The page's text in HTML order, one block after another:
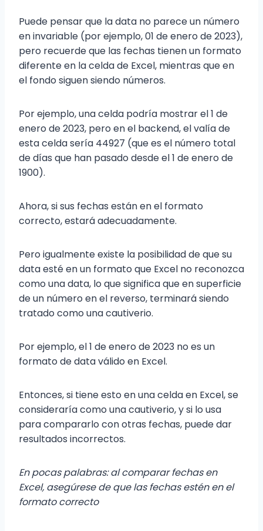
Puede pensar que la data no parece un número
en invariable (por ejemplo, 01 de enero de 2023),
pero recuerde que las fechas tienen un formato
diferente en la celda de Excel, mientras que en
el fondo siguen siendo números.
Por ejemplo, una celda podría mostrar el 1 de
enero de 2023, pero en el backend, el valía de
esta celda sería 44927 (que es el número total
de días que han pasado desde el 1 de enero de
1900).
Ahora, si sus fechas están en el formato
correcto, estará adecuadamente.
Pero igualmente existe la posibilidad de que su
data esté en un formato que Excel no reconozca
como una data, lo que significa que en superficie
de un número en el reverso, terminará siendo
tratado como una cautiverio.
Por ejemplo, el 1 de enero de 2023 no es un
formato de data válido en Excel.
Entonces, si tiene esto en una celda en Excel, se
consideraría como una cautiverio, y si lo usa
para compararlo con otras fechas, puede dar
resultados incorrectos.
En pocas palabras: al comparar fechas en
Excel, asegúrese de que las fechas estén en el
formato correcto